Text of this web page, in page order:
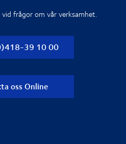
frågor om vår verksamhet.
39 10 00
oss Online